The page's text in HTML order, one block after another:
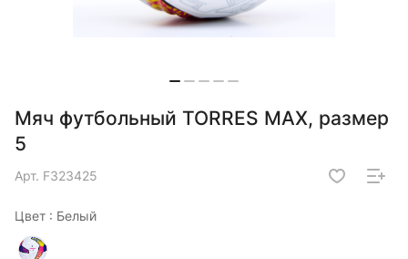
Мяч футбольный TORRES MAX, размер
5
Арт. F323425
Цвет : Белый